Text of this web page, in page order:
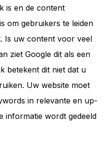
is en de content
om gebruikers te leiden
Is uw content voor veel
ziet Google dit als een
betekent dit niet dat u
Uw website moet
in relevante en up-
informatie wordt gedeeld